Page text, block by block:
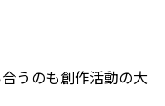
うのも創作活動の大